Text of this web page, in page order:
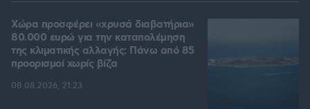
Χώρα προσφέρει «χρυσά διαβατήρια»
80.000 ευρώ για την καταπολέμηση
της κλιματικής αλλαγής: Πάνω από 85
προορισμοί χωρίς βίζα
08.08.2026, 21:23